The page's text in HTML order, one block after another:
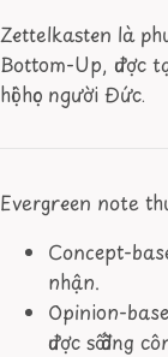
Zettelkasten là
Bottom-Up, được
hội học người Đức.
Evergreen note
Concept-
nhận.
Opinion-
được số đông